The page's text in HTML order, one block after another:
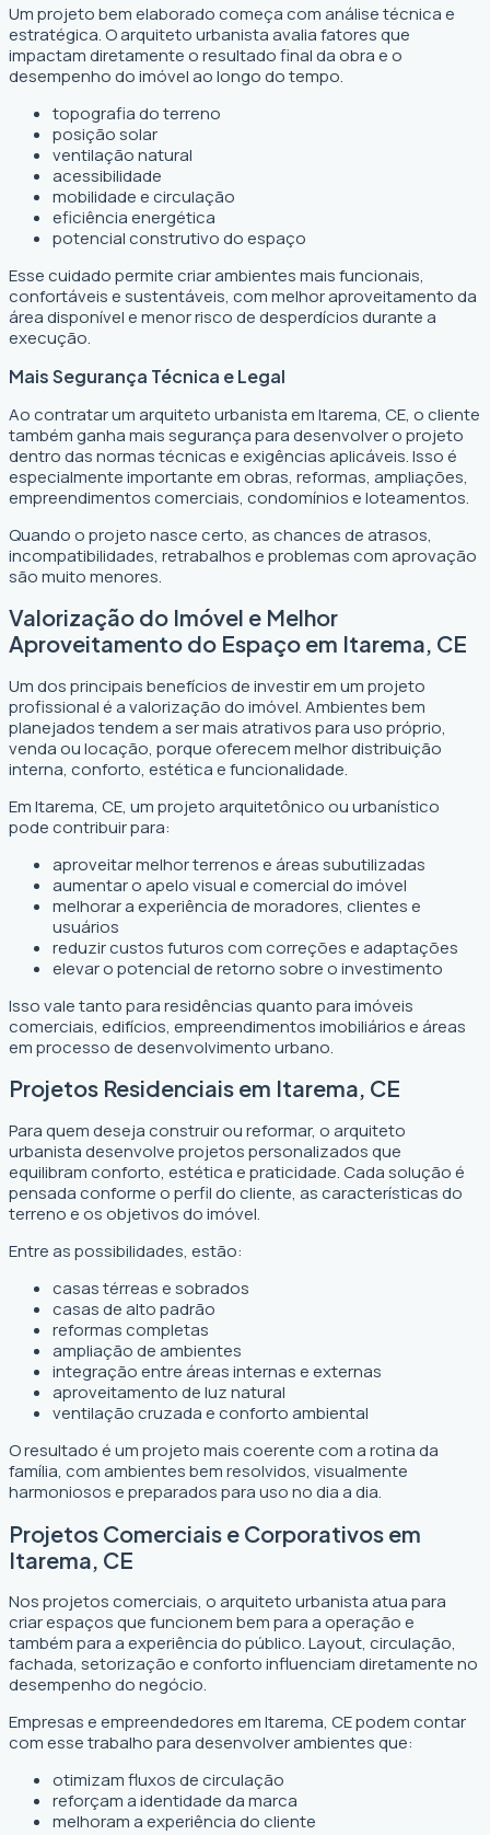
Um projeto bem elaborado começa com análise técnica e
estratégica. O arquiteto urbanista avalia fatores que
impactam diretamente o resultado final da obra e o
desempenho do imóvel ao longo do tempo.
topografia do terreno
posição solar
ventilação natural
acessibilidade
mobilidade e circulação
eficiência energética
potencial construtivo do espaço
Esse cuidado permite criar ambientes mais funcionais,
confortáveis e sustentáveis, com melhor aproveitamento da
área disponível e menor risco de desperdícios durante a
execução.
Mais Segurança Técnica e Legal
Ao contratar um arquiteto urbanista em Itarema, CE, o cliente
também ganha mais segurança para desenvolver o projeto
dentro das normas técnicas e exigências aplicáveis. Isso é
especialmente importante em obras, reformas, ampliações,
empreendimentos comerciais, condomínios e loteamentos.
Quando o projeto nasce certo, as chances de atrasos,
incompatibilidades, retrabalhos e problemas com aprovação
são muito menores.
Valorização do Imóvel e Melhor
Aproveitamento do Espaço em Itarema, CE
Um dos principais benefícios de investir em um projeto
profissional é a valorização do imóvel. Ambientes bem
planejados tendem a ser mais atrativos para uso próprio,
venda ou locação, porque oferecem melhor distribuição
interna, conforto, estética e funcionalidade.
Em Itarema, CE, um projeto arquitetônico ou urbanístico
pode contribuir para:
aproveitar melhor terrenos e áreas subutilizadas
aumentar o apelo visual e comercial do imóvel
melhorar a experiência de moradores, clientes e
usuários
reduzir custos futuros com correções e adaptações
elevar o potencial de retorno sobre o investimento
Isso vale tanto para residências quanto para imóveis
comerciais, edifícios, empreendimentos imobiliários e áreas
em processo de desenvolvimento urbano.
Projetos Residenciais em Itarema, CE
Para quem deseja construir ou reformar, o arquiteto
urbanista desenvolve projetos personalizados que
equilibram conforto, estética e praticidade. Cada solução é
pensada conforme o perfil do cliente, as características do
terreno e os objetivos do imóvel.
Entre as possibilidades, estão:
casas térreas e sobrados
casas de alto padrão
reformas completas
ampliação de ambientes
integração entre áreas internas e externas
aproveitamento de luz natural
ventilação cruzada e conforto ambiental
O resultado é um projeto mais coerente com a rotina da
família, com ambientes bem resolvidos, visualmente
harmoniosos e preparados para uso no dia a dia.
Projetos Comerciais e Corporativos em
Itarema, CE
Nos projetos comerciais, o arquiteto urbanista atua para
criar espaços que funcionem bem para a operação e
também para a experiência do público. Layout, circulação,
fachada, setorização e conforto influenciam diretamente no
desempenho do negócio.
Empresas e empreendedores em Itarema, CE podem contar
com esse trabalho para desenvolver ambientes que:
otimizam fluxos de circulação
reforçam a identidade da marca
melhoram a experiência do cliente